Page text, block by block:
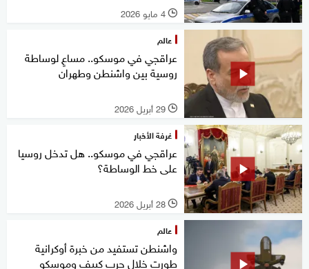
l 4 مايو 2026
عالم
عراقجي في موسكو.. مساعٍ لوساطة
روسية بين واشنطن وطهران
l 29 أبريل 2026
غرفة الأخبار
عراقجي في موسكو.. هل تدخل روسيا
على خط الوساطة؟
l 28 أبريل 2026
عالم
واشنطن تستفيد من خبرة أوكرانية
طورت خلال حرب كييف وموسكو